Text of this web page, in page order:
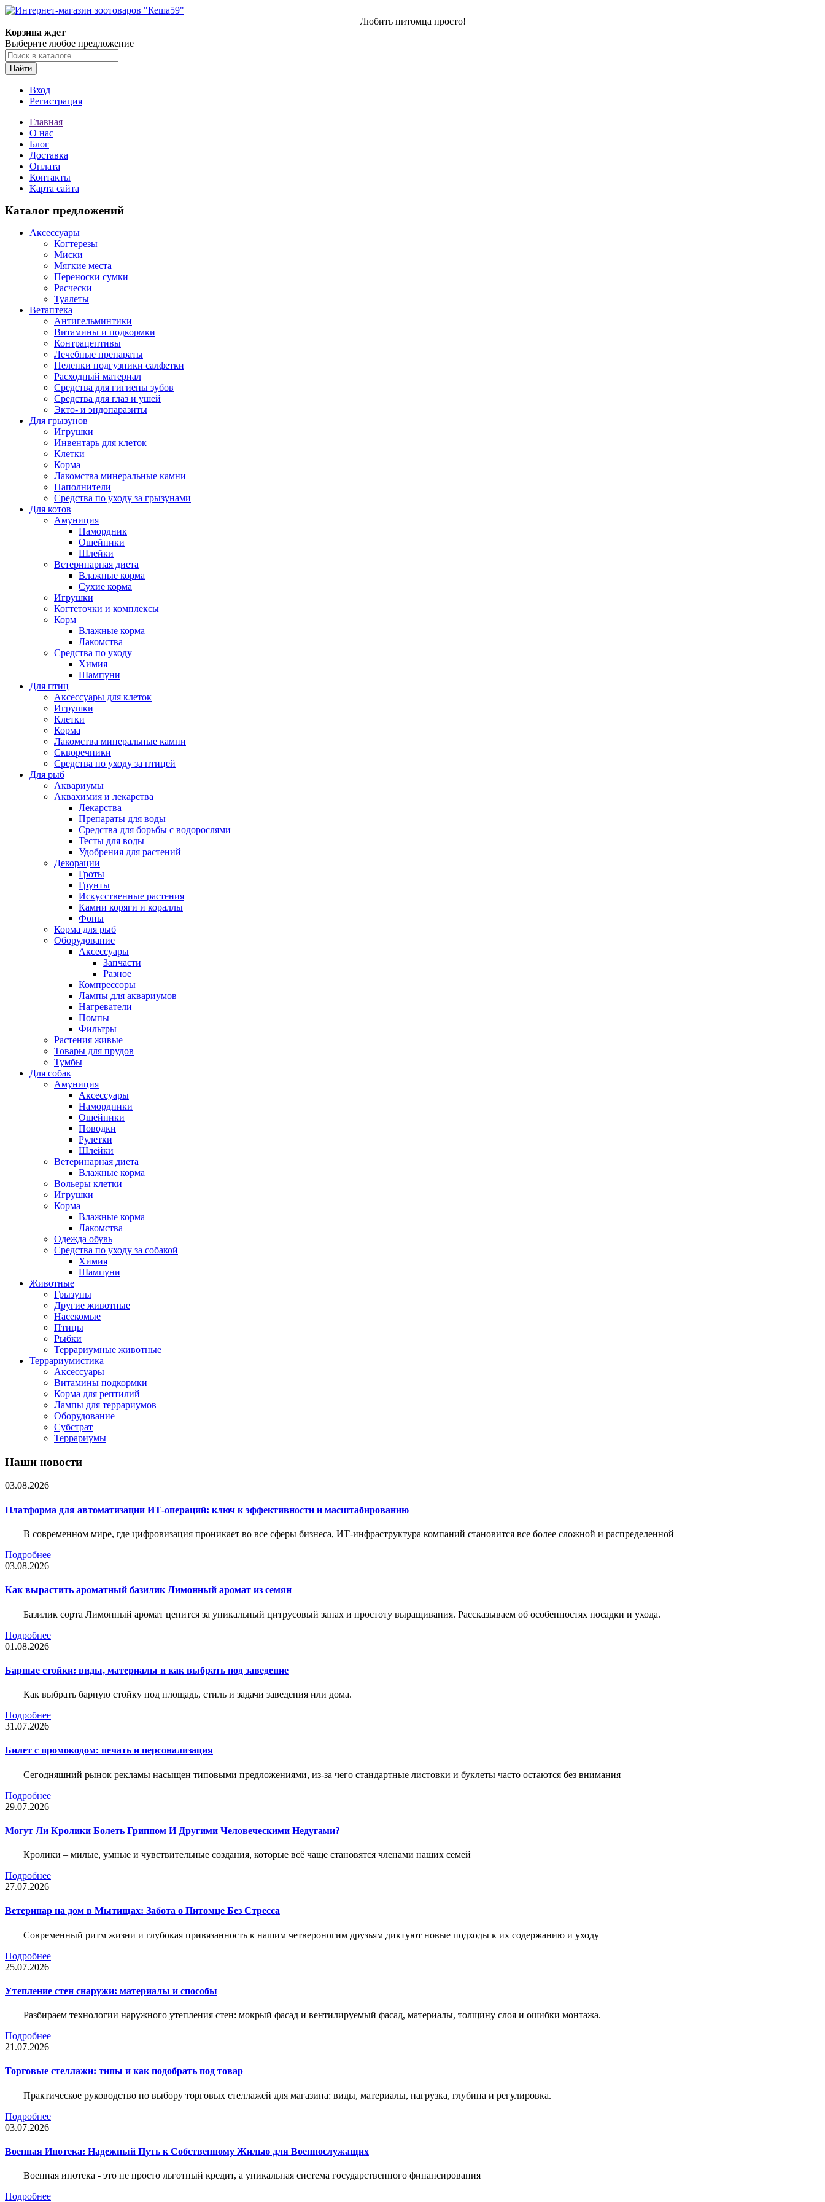
Любить питомца просто!
Корзина ждет
Выберите любое предложение
Найти
Вход
Регистрация
Главная
О нас
Блог
Доставка
Оплата
Контакты
Карта сайта
Каталог предложений
Аксессуары
Когтерезы
Миски
Мягкие места
Переноски сумки
Расчески
Туалеты
Ветаптека
Антигельминтики
Витамины и подкормки
Контрацептивы
Лечебные препараты
Пеленки подгузники салфетки
Расходный материал
Средства для гигиены зубов
Средства для глаз и ушей
Экто- и эндопаразиты
Для грызунов
Игрушки
Инвентарь для клеток
Клетки
Корма
Лакомства минеральные камни
Наполнители
Средства по уходу за грызунами
Для котов
Амуниция
Намордник
Ошейники
Шлейки
Ветеринарная диета
Влажные корма
Сухие корма
Игрушки
Когтеточки и комплексы
Корм
Влажные корма
Лакомства
Средства по уходу
Химия
Шампуни
Для птиц
Аксессуары для клеток
Игрушки
Клетки
Корма
Лакомства минеральные камни
Скворечники
Средства по уходу за птицей
Для рыб
Аквариумы
Аквахимия и лекарства
Лекарства
Препараты для воды
Средства для борьбы с водорослями
Тесты для воды
Удобрения для растений
Декорации
Гроты
Грунты
Искусственные растения
Камни коряги и кораллы
Фоны
Корма для рыб
Оборудование
Аксессуары
Запчасти
Разное
Компрессоры
Лампы для аквариумов
Нагреватели
Помпы
Фильтры
Растения живые
Товары для прудов
Тумбы
Для собак
Амуниция
Аксессуары
Намордники
Ошейники
Поводки
Рулетки
Шлейки
Ветеринарная диета
Влажные корма
Вольеры клетки
Игрушки
Корма
Влажные корма
Лакомства
Одежда обувь
Средства по уходу за собакой
Химия
Шампуни
Животные
Грызуны
Другие животные
Насекомые
Птицы
Рыбки
Террариумные животные
Террариумистика
Аксессуары
Витамины подкормки
Корма для рептилий
Лампы для террариумов
Оборудование
Субстрат
Террариумы
Наши новости
03.08.2026
Платформа для автоматизации ИТ-операций: ключ к эффективности и масштабированию
В современном мире, где цифровизация проникает во все сферы бизнеса, ИТ-инфраструктура компаний становится все более сложной и распределенной
Подробнее
03.08.2026
Как вырастить ароматный базилик Лимонный аромат из семян
Базилик сорта Лимонный аромат ценится за уникальный цитрусовый запах и простоту выращивания. Рассказываем об особенностях посадки и ухода.
Подробнее
01.08.2026
Барные стойки: виды, материалы и как выбрать под заведение
Как выбрать барную стойку под площадь, стиль и задачи заведения или дома.
Подробнее
31.07.2026
Билет c промокодом: печать и персонализация
Сегодняшний рынок рекламы насыщен типовыми предложениями, из-за чего стандартные листовки и буклеты часто остаются без внимания
Подробнее
29.07.2026
Могут Ли Кролики Болеть Гриппом И Другими Человеческими Недугами?
Кролики – милые, умные и чувствительные создания, которые всё чаще становятся членами наших семей
Подробнее
27.07.2026
Ветеринар на дом в Мытищах: Забота о Питомце Без Стресса
Современный ритм жизни и глубокая привязанность к нашим четвероногим друзьям диктуют новые подходы к их содержанию и уходу
Подробнее
25.07.2026
Утепление стен снаружи: материалы и способы
Разбираем технологии наружного утепления стен: мокрый фасад и вентилируемый фасад, материалы, толщину слоя и ошибки монтажа.
Подробнее
21.07.2026
Торговые стеллажи: типы и как подобрать под товар
Практическое руководство по выбору торговых стеллажей для магазина: виды, материалы, нагрузка, глубина и регулировка.
Подробнее
03.07.2026
Военная Ипотека: Надежный Путь к Собственному Жилью для Военнослужащих
Военная ипотека - это не просто льготный кредит, а уникальная система государственного финансирования
Подробнее